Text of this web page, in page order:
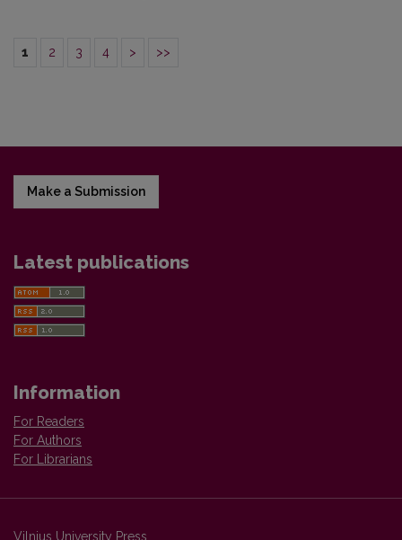
1 2 3 4 > >>
Make a Submission
Latest publications
Information
For Readers
For Authors
For Librarians
Vilnius University Press